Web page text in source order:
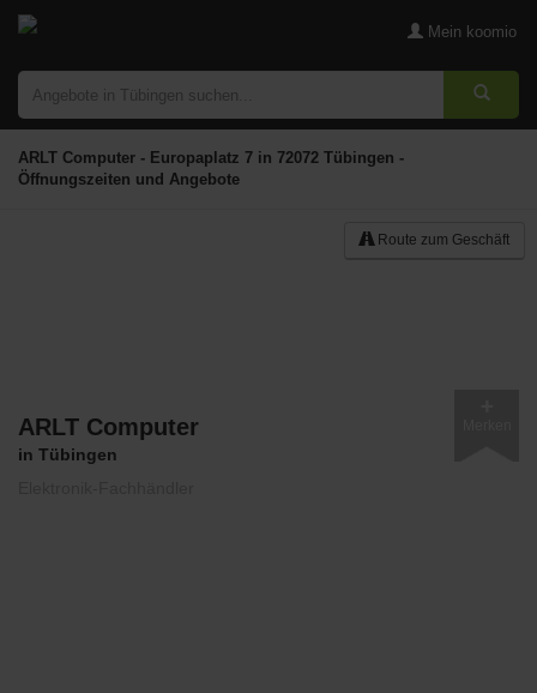
Mein koomio
ARLT Computer - Europaplatz 7 in 72072 Tübingen -
Öffnungszeiten und Angebote
Route zum Geschäft
ARLT Computer
in Tübingen